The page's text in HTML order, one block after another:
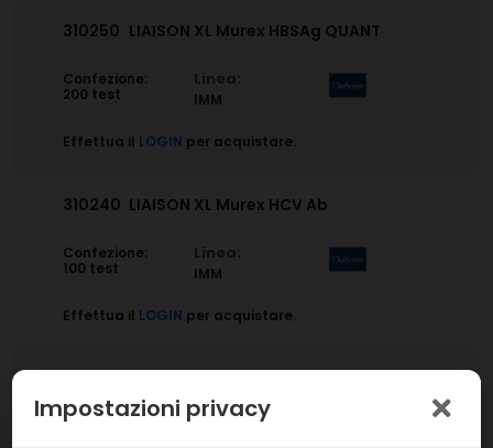
310250 LIAISON XL Murex HBSAg QUANT
Confezione:
200 test
Linea:
IMM
Effettua il LOGIN per acquistare.
310240 LIAISON XL Murex HCV Ab
Confezione:
100 test
Linea:
IMM
Effettua il LOGIN per acquistare.
Confezione:
Impostazioni privacy